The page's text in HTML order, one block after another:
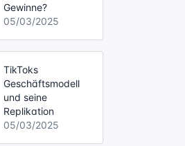
Gewinne?
05/03/2025
TikToks
Geschäftsmodell
und seine
Replikation
05/03/2025